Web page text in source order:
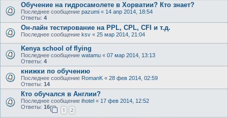
Обучение на гидросамолете в Хорватии? Кто знает?
Последнее сообщение pazumi « 14 апр 2014, 18:54
Ответы: 4
Он-лайн тестирование на PPL, CPL, CFI и т.д.
Последнее сообщение ksv « 25 мар 2014, 21:04
Kenya school of flying
Последнее сообщение watamu « 07 мар 2014, 13:13
Ответы: 4
книжки по обучению
Последнее сообщение RomanK « 28 фев 2014, 02:59
Ответы: 14
Кто обучался в Англии?
Последнее сообщение ihotel « 17 фев 2014, 12:52
Ответы: 16
1 2